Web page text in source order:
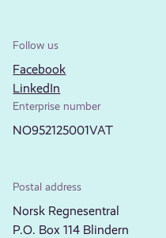
Follow us
Facebook
LinkedIn
Enterprise number
NO952125001VAT
Postal address
Norsk Regnesentral
P.O. Box 114 Blindern